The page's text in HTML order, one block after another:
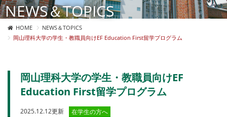
NEWS＆TOPICS
HOME
NEWS＆TOPICS
岡山理科大学の学生・教職員向けEF Education First留学プログラム
岡山理科大学の学生・教職員向けEF
Education First留学プログラム
2025.12.12更新 在学生の方へ